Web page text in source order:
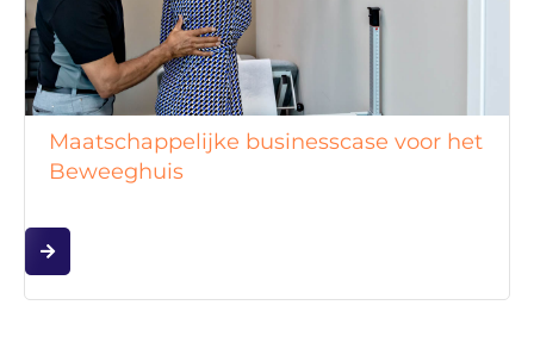
Maatschappelijke businesscase voor het
Beweeghuis